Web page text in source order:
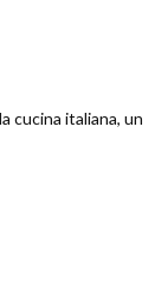
cucina italiana, un